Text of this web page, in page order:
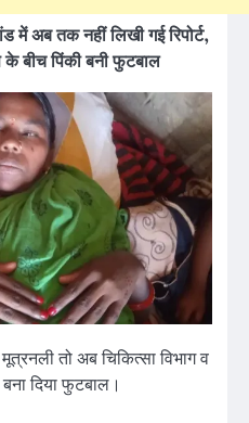
तक नहीं लिखी गई रिपोर्ट,
के बीच पिंकी बनी फुटबाल
तो अब चिकित्सा विभाग व
दिया फुटबाल।